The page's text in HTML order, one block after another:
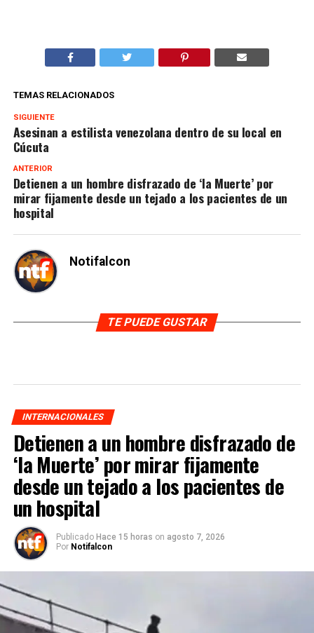
TEMAS RELACIONADOS
SIGUIENTE
Asesinan a estilista venezolana dentro de su local en
Cúcuta
ANTERIOR
Detienen a un hombre disfrazado de ‘la Muerte’ por
mirar fijamente desde un tejado a los pacientes de un
hospital
Notifalcon
TE PUEDE GUSTAR
INTERNACIONALES
Detienen a un hombre disfrazado de
‘la Muerte’ por mirar fijamente
desde un tejado a los pacientes de
un hospital
Publicado Hace 15 horas on agosto 7, 2026
Por Notifalcon